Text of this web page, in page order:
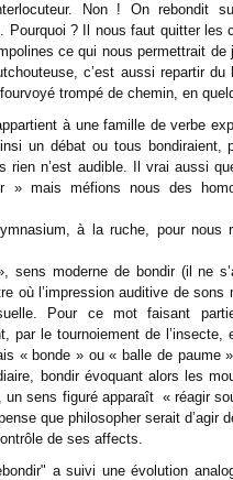
Non ! On rebondit
Pourquoi ? Il nous faut quitter les
ce qui nous permettrait de
c’est aussi repartir
trompé de chemin, en
à une famille de verbe
un débat ou tous bondiraient,
rien n’est audible. Il vrai aussi
mais méfions nous des
à la ruche, pour nous
sens moderne de bondir (il ne
où l’impression auditive de
Pour ce mot faisant
par le tournoiement de l’insecte,
« bonde » ou « balle de paume
bondir évoquant alors les
un sens figuré apparaît « réagir
que philosopher serait d’agir
de ses affects.
a suivi une évolution